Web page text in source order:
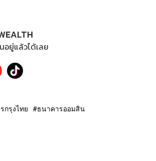
ยู่แล้วได้เลย
กรุงไทย ธนาคารออมสิน